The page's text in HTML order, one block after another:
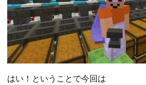
はい！ということで今回は